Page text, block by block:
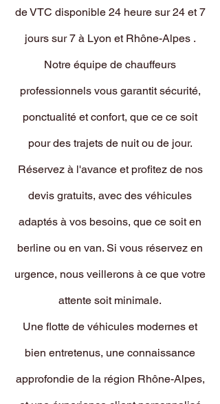
de VTC disponible 24 heure sur 24 et 7
jours sur 7 à Lyon et Rhône-Alpes .
Notre équipe de chauffeurs
professionnels vous garantit sécurité,
ponctualité et confort, que ce ce soit
pour des trajets de nuit ou de jour.
Réservez à l'avance et profitez de nos
devis gratuits, avec des véhicules
adaptés à vos besoins, que ce soit en
berline ou en van. Si vous réservez en
urgence, nous veillerons à ce que votre
attente soit minimale.
Une flotte de véhicules modernes et
bien entretenus, une connaissance
approfondie de la région Rhône-Alpes,